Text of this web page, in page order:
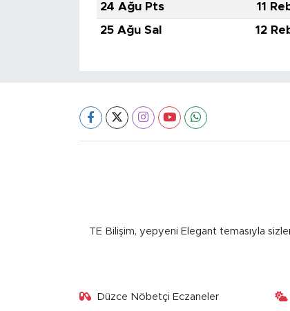
24 Ağu Pts
11
25 Ağu Sal
12
TE Bilişim, yepyeni Elegant temasıyla
Düzce Nöbetçi Eczaneler